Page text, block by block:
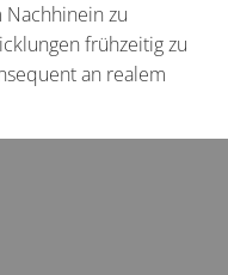
zu
frühzeitig zu
an realem